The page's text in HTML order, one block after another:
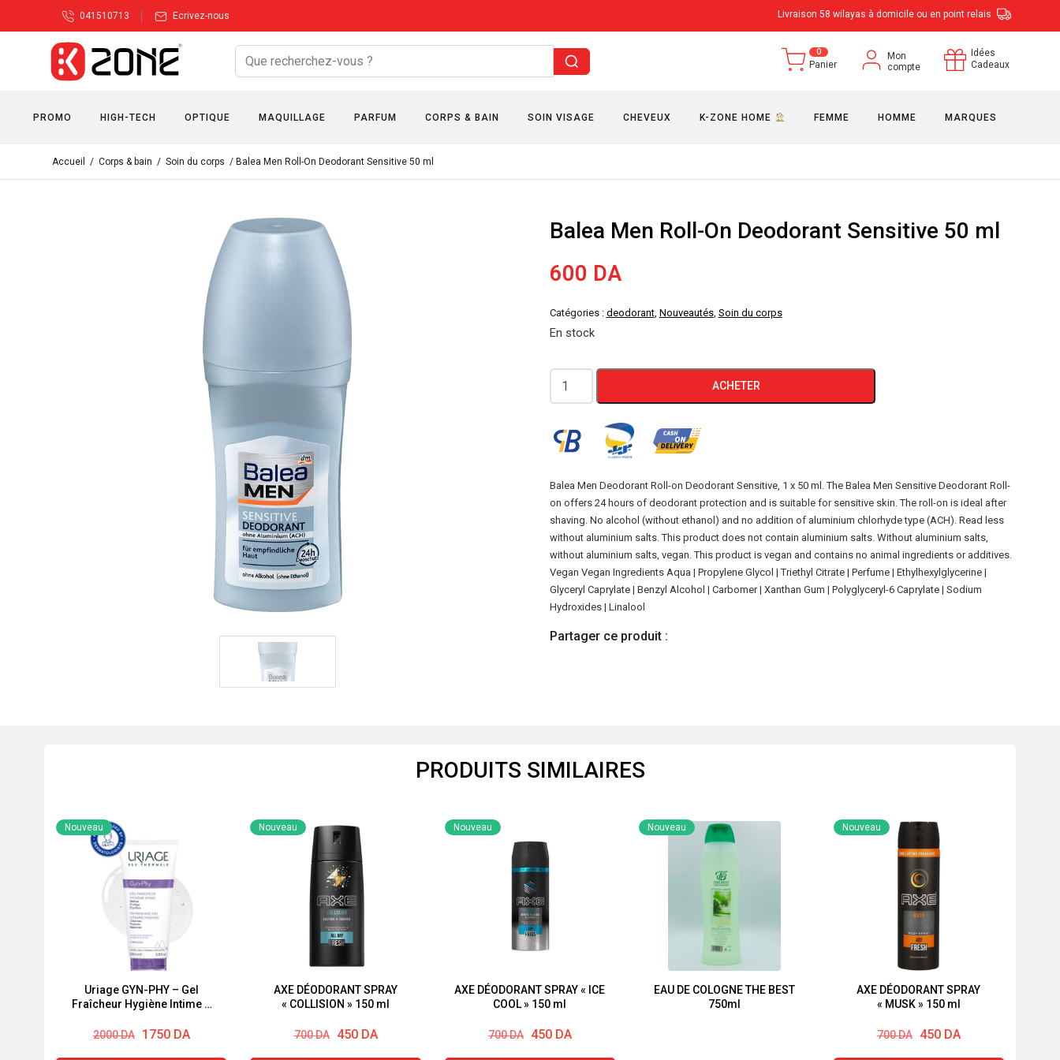
041510713 Ecrivez-nous Livraison 58 wilayas à domicile ou en point relais
0
Panier
Mon
compte
Idées
Cadeaux
PROMO HIGH-TECH OPTIQUE MAQUILLAGE PARFUM CORPS & BAIN SOIN VISAGE CHEVEUX K-ZONE HOME FEMME HOMME MARQUES
Accueil / Corps & bain / Soin du corps / Balea Men Roll-On Deodorant Sensitive 50 ml
Balea Men Roll-On Deodorant Sensitive 50 ml
600 DA
Catégories : deodorant, Nouveautés, Soin du corps
En stock
quantité
de
Men
On
Deodorant
Sensitive
50
ml
ACHETER
Balea Men Deodorant Roll-on Deodorant Sensitive, 1 x 50 ml. The Balea Men Sensitive Deodorant Roll-
on offers 24 hours of deodorant protection and is suitable for sensitive skin. The roll-on is ideal after
shaving. No alcohol (without ethanol) and no addition of aluminium chlorhyde type (ACH). Read less
without aluminium salts. This product does not contain aluminium salts. Without aluminium salts,
without aluminium salts, vegan. This product is vegan and contains no animal ingredients or additives.
Vegan Vegan Ingredients Aqua | Propylene Glycol | Triethyl Citrate | Perfume | Ethylhexylglycerine |
Glyceryl Caprylate | Benzyl Alcohol | Carbomer | Xanthan Gum | Polyglyceryl-6 Caprylate | Sodium
Hydroxides | Linalool
Partager ce produit :
PRODUITS SIMILAIRES
Uriage GYN-PHY – Gel
Fraîcheur Hygiène Intime –
Nouveau
2000DA
Le
1750 DA
Le
AXE DÉODORANT SPRAY
« COLLISION » 150 ml
Nouveau
700DA
Le
450 DA
Le
AXE DÉODORANT SPRAY « ICE
COOL » 150 ml
Nouveau
700DA
Le
450 DA
Le
EAU DE COLOGNE THE BEST
750ml
Nouveau
AXE DÉODORANT SPRAY
« MUSK » 150 ml
Nouveau
700DA
Le
450 DA
Le